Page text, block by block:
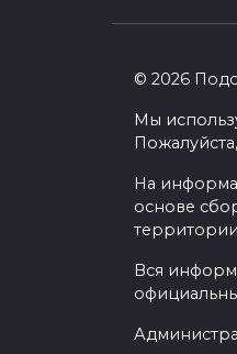
© 2026
Мы
На
основе
Вся